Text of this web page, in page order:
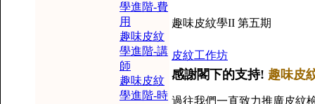
學進階-費
用
趣味皮紋
學進階-講
師
趣味皮紋
學進階-時
趣味皮紋學II 第五期
皮紋工作坊
感謝閣下的支持! 趣味皮
過往我們一直致力推廣皮紋